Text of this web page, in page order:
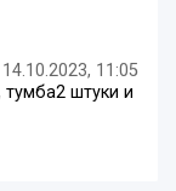
14.10.2023, 11:05
штуки и